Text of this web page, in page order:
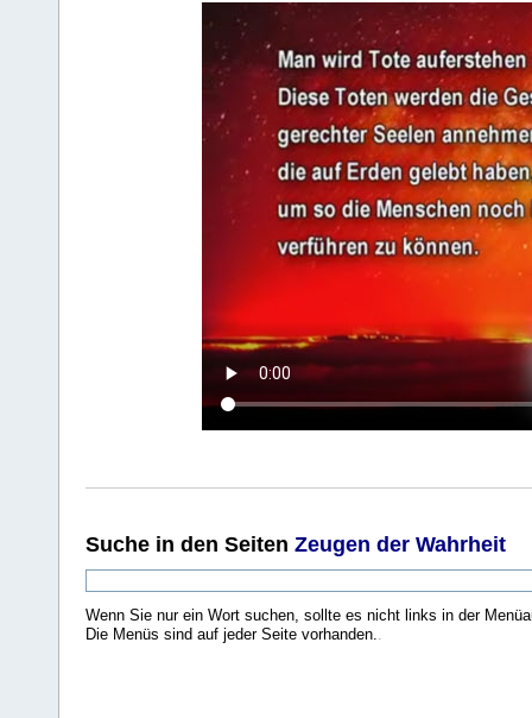
Suche in den Seiten Zeugen der Wahrheit
Wenn Sie nur ein Wort suchen, sollte es nicht links in der
Die Menüs sind auf jeder Seite vorhanden..